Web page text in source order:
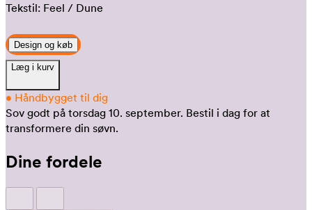
Tekstil: Feel / Dune
Design og køb
Læg i kurv
• Håndbygget til dig
Sov godt på torsdag 10. september. Bestil i dag for at
transformere din søvn.
Dine fordele